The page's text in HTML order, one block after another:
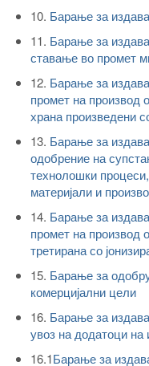
10. Барање за
11. Барање за
ставање во промет
12. Барање за
промет на производ
храна произведени
13. Барање за
одобрение на
технолошки
материјали и
14. Барање за
промет на производ
третирана со
15. Барање за
комерцијални цели
16. Барање за
увоз на додатоци на
16.1Барање за